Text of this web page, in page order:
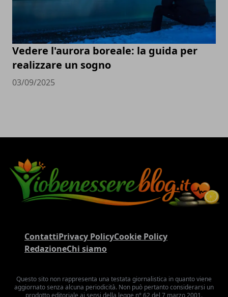
Vedere l'aurora boreale: la guida per
realizzare un sogno
03/09/2025
ContattiPrivacy PolicyCookie Policy
RedazioneChi siamo
Questo sito non rappresenta una testata giornalistica in quanto viene
aggiornato senza alcuna periodicità. Non può pertanto considerarsi un
prodotto editoriale ai sensi della legge n° 62 del 7 marzo 2001.